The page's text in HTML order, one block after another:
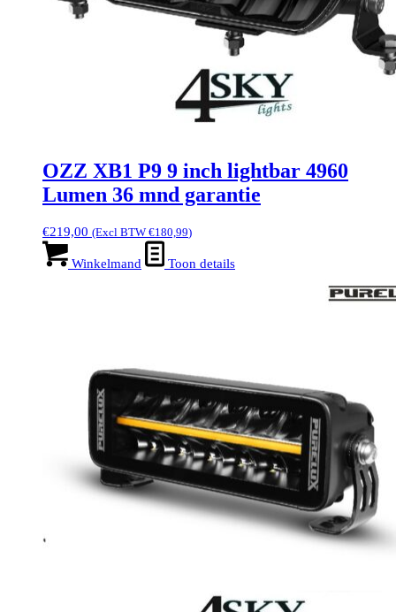
OZZ XB1 P9 9 inch lightbar 4960
Lumen 36 mnd garantie
€219,00 (Excl BTW €180,99)
Winkelmand Toon details